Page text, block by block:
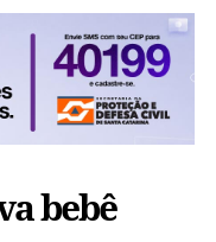
bebê